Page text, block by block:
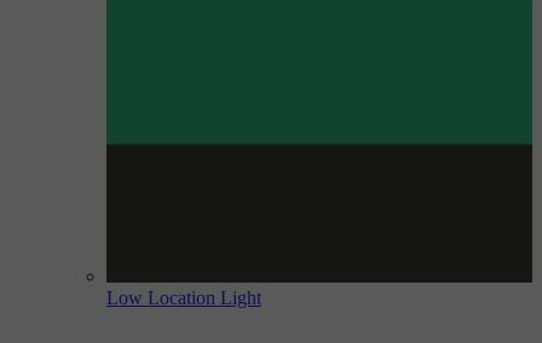
Low Location Light